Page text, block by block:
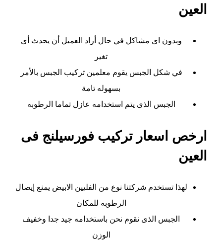
العين
وبدون اى مشاكل في حال أراد العميل أن يحدث أى
تغير
في شكل الجبس يقوم معلمين تركيب الجبس بالأمر
بسهوله تامة
الجبس الذى يتم استخدامه عازل تماما الرطوبه
ارخص اسعار تركيب فورسيلنج فى
العين
لهذا تستخدم شركتنا نوع من الفليين الابيض يمنع إيصال
الرطوبه للمكان
الجبس الذى نقوم نحن باستخدامه جيد جدا وخفيف
الوزن